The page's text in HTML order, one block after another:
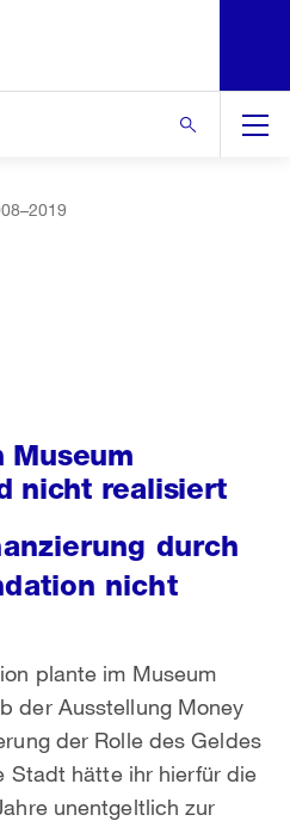
Museum
nicht realisiert
durch
nicht
plante im Museum
der Ausstellung Money
der Rolle des Geldes
Stadt hätte ihr hierfür die
unentgeltlich zur